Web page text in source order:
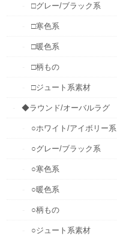
□グレー/ブラック系
□寒色系
□暖色系
□柄もの
□ジュート系素材
◆ラウンド/オーバルラグ
○ホワイト/アイボリー系
○グレー/ブラック系
○寒色系
○暖色系
○柄もの
○ジュート系素材